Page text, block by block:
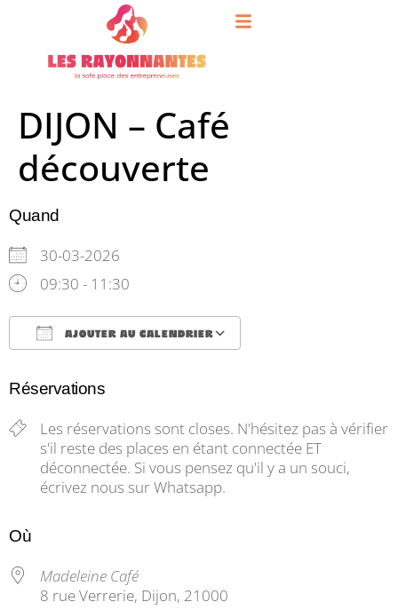
DIJON – Café
découverte
Quand
30-03-2026
09:30 - 11:30
AJOUTER AU CALENDRIER
Réservations
Les réservations sont closes. N'hésitez pas à vérifier
s'il reste des places en étant connectée ET
déconnectée. Si vous pensez qu'il y a un souci,
écrivez nous sur Whatsapp.
Où
Madeleine Café
8 rue Verrerie, Dijon, 21000